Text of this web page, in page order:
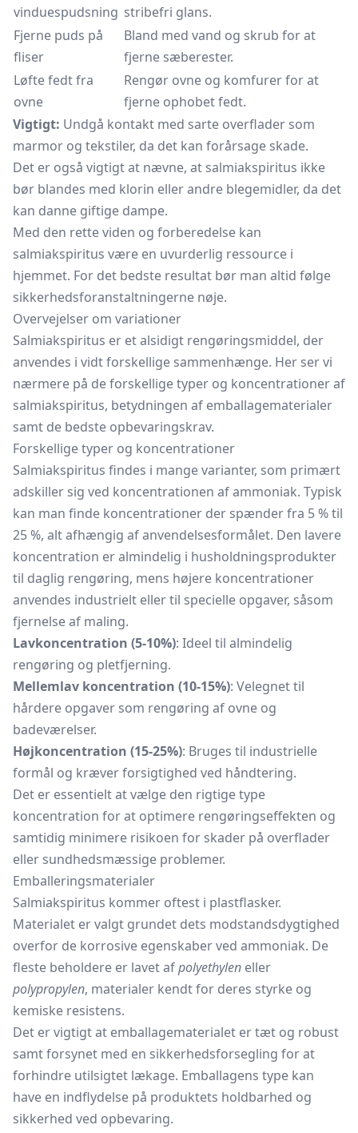
vinduespudsning stribefri glans.
Fjerne puds på
fliser
Bland med vand og skrub for at
fjerne sæberester.
Løfte fedt fra
ovne
Rengør ovne og komfurer for at
fjerne ophobet fedt.
Vigtigt: Undgå kontakt med sarte overflader som
marmor og tekstiler, da det kan forårsage skade.
Det er også vigtigt at nævne, at salmiakspiritus ikke
bør blandes med klorin eller andre blegemidler, da det
kan danne giftige dampe.
Med den rette viden og forberedelse kan
salmiakspiritus være en uvurderlig ressource i
hjemmet. For det bedste resultat bør man altid følge
sikkerhedsforanstaltningerne nøje.
Overvejelser om variationer
Salmiakspiritus er et alsidigt rengøringsmiddel, der
anvendes i vidt forskellige sammenhænge. Her ser vi
nærmere på de forskellige typer og koncentrationer af
salmiakspiritus, betydningen af emballagematerialer
samt de bedste opbevaringskrav.
Forskellige typer og koncentrationer
Salmiakspiritus findes i mange varianter, som primært
adskiller sig ved koncentrationen af ammoniak. Typisk
kan man finde koncentrationer der spænder fra 5 % til
25 %, alt afhængig af anvendelsesformålet. Den lavere
koncentration er almindelig i husholdningsprodukter
til daglig rengøring, mens højere koncentrationer
anvendes industrielt eller til specielle opgaver, såsom
fjernelse af maling.
Lavkoncentration (5-10%): Ideel til almindelig
rengøring og pletfjerning.
Mellemlav koncentration (10-15%): Velegnet til
hårdere opgaver som rengøring af ovne og
badeværelser.
Højkoncentration (15-25%): Bruges til industrielle
formål og kræver forsigtighed ved håndtering.
Det er essentielt at vælge den rigtige type
koncentration for at optimere rengøringseffekten og
samtidig minimere risikoen for skader på overflader
eller sundhedsmæssige problemer.
Emballeringsmaterialer
Salmiakspiritus kommer oftest i plastflasker.
Materialet er valgt grundet dets modstandsdygtighed
overfor de korrosive egenskaber ved ammoniak. De
fleste beholdere er lavet afpolyethylen eller
polypropylen, materialer kendt for deres styrke og
kemiske resistens.
Det er vigtigt at emballagematerialet er tæt og robust
samt forsynet med en sikkerhedsforsegling for at
forhindre utilsigtet lækage. Emballagens type kan
have en indflydelse på produktets holdbarhed og
sikkerhed ved opbevaring.